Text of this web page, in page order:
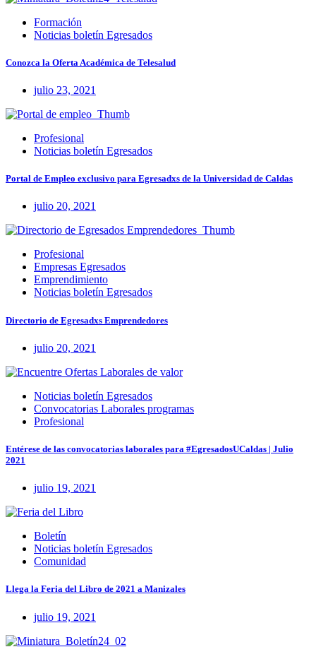
Formación
Noticias boletín Egresados
Conozca la Oferta Académica de Telesalud
julio 23, 2021
Profesional
Noticias boletín Egresados
Portal de Empleo exclusivo para Egresadxs de la Universidad de Caldas
julio 20, 2021
Profesional
Empresas Egresados
Emprendimiento
Noticias boletín Egresados
Directorio de Egresadxs Emprendedores
julio 20, 2021
Noticias boletín Egresados
Convocatorias Laborales programas
Profesional
Entérese de las convocatorias laborales para #EgresadosUCaldas | Julio
2021
julio 19, 2021
Boletín
Noticias boletín Egresados
Comunidad
Llega la Feria del Libro de 2021 a Manizales
julio 19, 2021